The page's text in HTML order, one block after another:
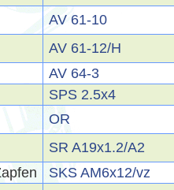
AV 61-10
AV 61-12/H
AV 64-3
SPS 2.5x4
OR
SR A19x1.2/A2
SKS AM6x12/vz